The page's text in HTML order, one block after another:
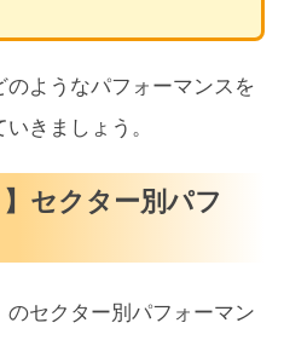
ようなパフォーマンスを
きましょう。
】セクター別パフ
のセクター別パフォーマン